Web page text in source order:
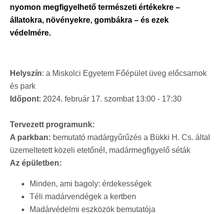
nyomon megfigyelhető természeti értékekre –
állatokra, növényekre, gombákra – és ezek
védelmére.
Helyszín: a Miskolci Egyetem Főépület üveg előcsarnok
és park
Időpont: 2024. február 17. szombat 13:00 - 17:30
Tervezett programunk:
A parkban: bemutató madárgyűrűzés a Bükki H. Cs. által
üzemeltetett közeli etetőnél, madármegfigyelő séták
Az épületben:
Minden, ami bagoly: érdekességek
Téli madárvendégek a kertben
Madárvédelmi eszközök bemutatója